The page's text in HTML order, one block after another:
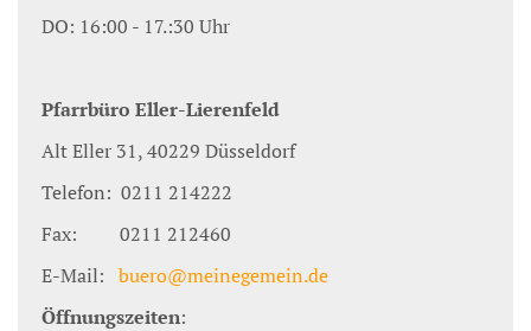
DO: 16:00 - 17.:30 Uhr
Pfarrbüro Eller-Lierenfeld
Alt Eller 31, 40229 Düsseldorf
Telefon: 0211 214222
Fax: 0211 212460
E-Mail: buero@meinegemein.de
Öffnungszeiten: